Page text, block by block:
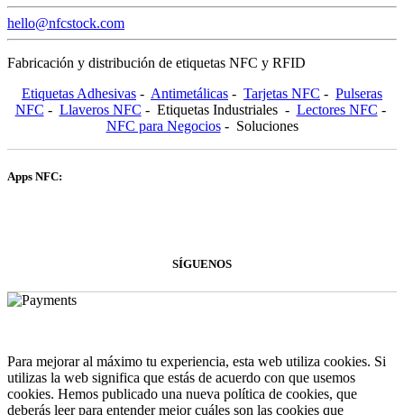
hello@nfcstock.com
Fabricación y distribución de etiquetas NFC y RFID
Etiquetas Adhesivas - Antimetálicas - Tarjetas NFC - Pulseras
NFC - Llaveros NFC - Etiquetas Industriales - Lectores NFC -
NFC para Negocios- Soluciones
Apps NFC:
SÍGUENOS
Para mejorar al máximo tu experiencia, esta web utiliza cookies. Si
utilizas la web significa que estás de acuerdo con que usemos
cookies. Hemos publicado una nueva política de cookies, que
deberás leer para entender mejor cuáles son las cookies que